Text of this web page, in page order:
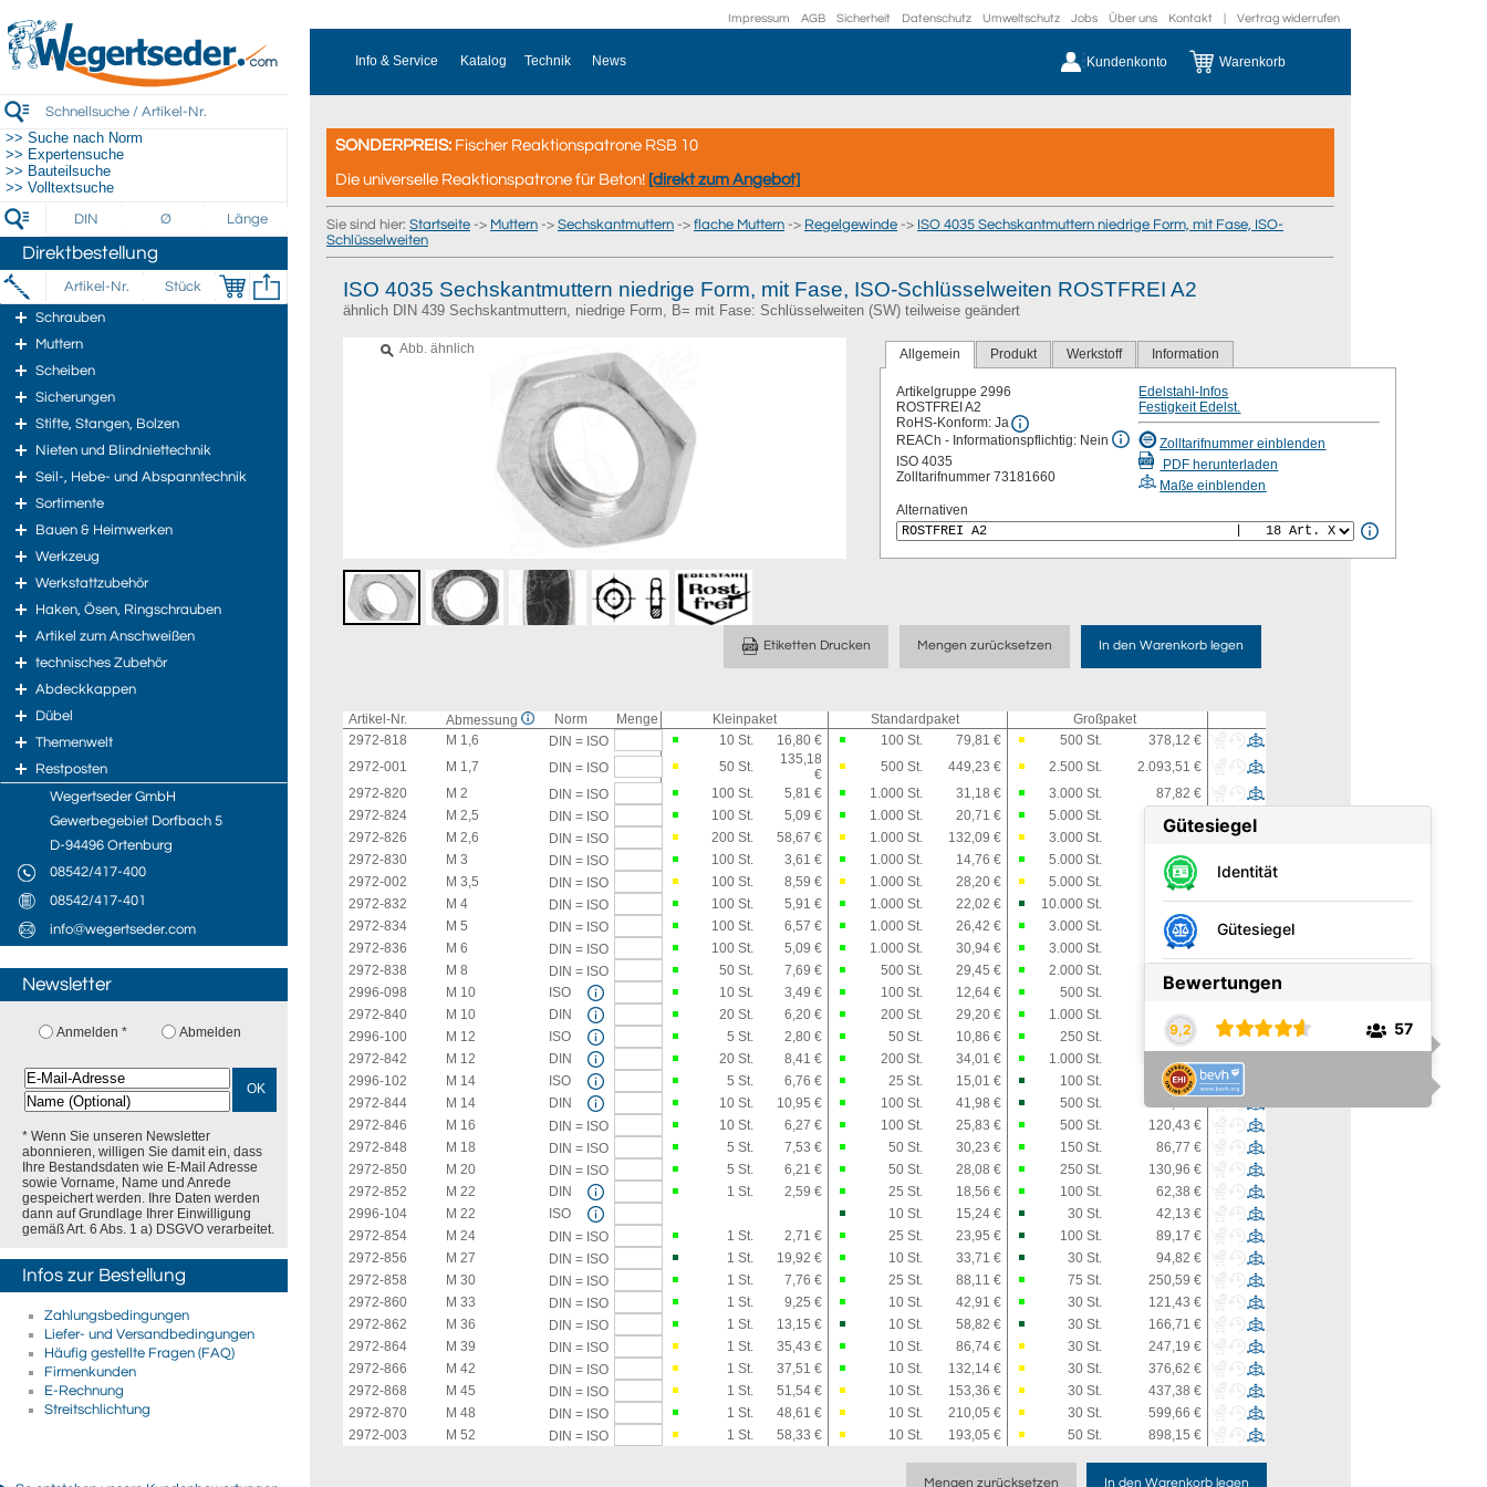
>> Suche nach Norm
>> Expertensuche
>> Bauteilsuche
>> Volltextsuche
Direktbestellung
Schrauben
Muttern
Scheiben
Sicherungen
Stifte, Stangen, Bolzen
Nieten und Blindniettechnik
Seil-, Hebe- und Abspanntechnik
Sortimente
Bauen & Heimwerken
Werkzeug
Werkstattzubehör
Haken, Ösen, Ringschrauben
Artikel zum Anschweißen
technisches Zubehör
Abdeckkappen
Dübel
Themenwelt
Restposten
Wegertseder GmbH
Gewerbegebiet Dorfbach 5
D-94496 Ortenburg
08542/417-400
08542/417-401
info@wegertseder.com
Newsletter
Anmelden * Abmelden
OK
* Wenn Sie unseren Newsletter
abonnieren, willigen Sie damit ein, dass
Ihre Bestandsdaten wie E-Mail Adresse
sowie Vorname, Name und Anrede
gespeichert werden. Ihre Daten werden
dann auf Grundlage Ihrer Einwilligung
gemäß Art. 6 Abs. 1 a) DSGVO verarbeitet.
Infos zur Bestellung
Zahlungsbedingungen
Liefer- und Versandbedingungen
Häufig gestellte Fragen (FAQ)
Firmenkunden
E-Rechnung
Streitschlichtung
Impressum AGB Sicherheit Datenschutz Umweltschutz Jobs Über uns Kontakt Vertrag widerrufen
Info & Service Katalog Technik News Kundenkonto Warenkorb
SONDERPREIS: Fischer Reaktionspatrone RSB 10
Die universelle Reaktionspatrone für Beton! [direkt zum Angebot]
Sie sind hier: Startseite -> Muttern -> Sechskantmuttern -> flache Muttern -> Regelgewinde -> ISO 4035 Sechskantmuttern niedrige Form, mit Fase, ISO-
Schlüsselweiten
ISO 4035 Sechskantmuttern niedrige Form, mit Fase, ISO-Schlüsselweiten ROSTFREI A2
ähnlich DIN 439 Sechskantmuttern, niedrige Form, B= mit Fase: Schlüsselweiten (SW) teilweise geändert
Abb. ähnlich Allgemein Produkt Werkstoff Information
Artikelgruppe2996
ROSTFREI A2
RoHS-Konform: Ja
REACh - Informationspflichtig: Nein
ISO 4035
Zolltarifnummer 73181660
Edelstahl-Infos
Festigkeit Edelst.
Zolltarifnummer einblenden
PDF herunterladen
Maße einblenden
Alternativen
Etiketten Drucken Mengen zurücksetzen In den Warenkorb legen
Artikel-Nr. Abmessung Norm Menge Kleinpaket Standardpaket
Großpaket
2972-818
M 1,6 DIN = ISO 10 St. 16,80 € 100 St. 79,81 € 500 St.
378,12 €
2972-001
M 1,7 DIN = ISO 50 St.
135,18
€
500 St. 449,23 € 2.500 St.
2.093,51 €
2972-820
M 2 DIN = ISO 100 St. 5,81 € 1.000 St. 31,18 € 3.000 St.
87,82 €
2972-824
M 2,5 DIN = ISO 100 St. 5,09 € 1.000 St. 20,71 € 5.000 St.
87,47 €
2972-826
M 2,6 DIN = ISO 200 St. 58,67 € 1.000 St. 132,09 € 3.000 St.
376,28 €
2972-830
M 3 DIN = ISO 100 St. 3,61 € 1.000 St. 14,76 € 5.000 St.
67,24 €
2972-002
M 3,5 DIN = ISO 100 St. 8,59 € 1.000 St. 28,20 € 5.000 St.
128,52 €
2972-832
M 4 DIN = ISO 100 St. 5,91 € 1.000 St. 22,02 € 10.000 St.
209,44 €
2972-834
M 5 DIN = ISO 100 St. 6,57 € 1.000 St. 26,42 € 3.000 St.
74,97 €
2972-836
M 6 DIN = ISO 100 St. 5,09 € 1.000 St. 30,94 € 3.000 St.
81,04 €
2972-838
M 8 DIN = ISO 50 St. 7,69 € 500 St. 29,45 € 2.000 St.
2996-098
M 10 ISO 10 St. 3,49 € 100 St. 12,64 € 500 St.
56,23 €
2972-840
M 10 DIN 20 St. 6,20 € 200 St. 29,20 € 1.000 St.
140,18 €
2996-100
M 12 ISO 5 St. 2,80 € 50 St. 10,86 € 250 St.
48,97 €
2972-842
M 12 DIN 20 St. 8,41 € 200 St. 34,01 € 1.000 St.
159,58 €
2996-102
M 14 ISO 5 St. 6,76 € 25 St. 15,01 € 100 St.
55,01 €
2972-844
M 14 DIN 10 St. 10,95 € 100 St. 41,98 € 500 St.
2972-846
M 16 DIN = ISO 10 St. 6,27 € 100 St. 25,83 € 500 St.
120,43 €
2972-848
M 18 DIN = ISO 5 St. 7,53 € 50 St. 30,23 € 150 St.
86,77 €
2972-850
M 20 DIN = ISO 5 St. 6,21 € 50 St. 28,08 € 250 St.
130,96 €
2972-852
M 22 DIN 1 St. 2,59 € 25 St. 18,56 € 100 St.
62,38 €
2996-104
M 22 ISO 10 St. 15,24 € 30 St.
42,13 €
2972-854
M 24 DIN = ISO 1 St. 2,71 € 25 St. 23,95 € 100 St.
89,17 €
2972-856
M 27 DIN = ISO 1 St. 19,92 € 10 St. 33,71 € 30 St.
94,82 €
2972-858
M 30 DIN = ISO 1 St. 7,76 € 25 St. 88,11 € 75 St.
250,59 €
2972-860
M 33 DIN = ISO 1 St. 9,25 € 10 St. 42,91 € 30 St.
121,43 €
2972-862
M 36 DIN = ISO 1 St. 13,15 € 10 St. 58,82 € 30 St.
166,71 €
2972-864
M 39 DIN = ISO 1 St. 35,43 € 10 St. 86,74 € 30 St.
247,19 €
2972-866
M 42 DIN = ISO 1 St. 37,51 € 10 St. 132,14 € 30 St.
376,62 €
2972-868
M 45 DIN = ISO 1 St. 51,54 € 10 St. 153,36 € 30 St.
437,38 €
2972-870
M 48 DIN = ISO 1 St. 48,61 € 10 St. 210,05 € 30 St.
599,66 €
2972-003
M 52 DIN = ISO 1 St. 58,33 € 10 St. 193,05 € 50 St. 898,15 €
Mengen zurücksetzen In den Warenkorb legen